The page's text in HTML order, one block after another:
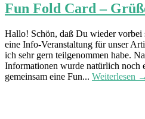
Fun Fold Card –
Hallo! Schön, daß Du wieder vorbei
eine Info-Veranstaltung für unser
ich sehr gern teilgenommen habe.
Informationen wurde natürlich noch
gemeinsam eine Fun... Weiterlesen →